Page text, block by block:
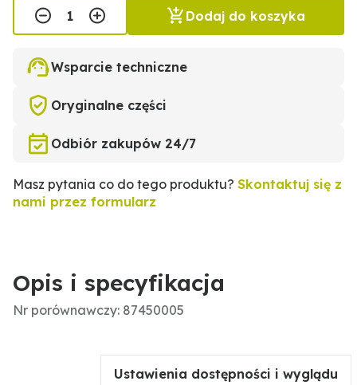
Dodaj do koszyka
Wsparcie techniczne
Oryginalne części
Odbiór zakupów 24/7
Masz pytania co do tego produktu? Skontaktuj się z
nami przez formularz
Opis i specyfikacja
Nr porównawczy: 87450005
Ustawienia dostępności i wyglądu